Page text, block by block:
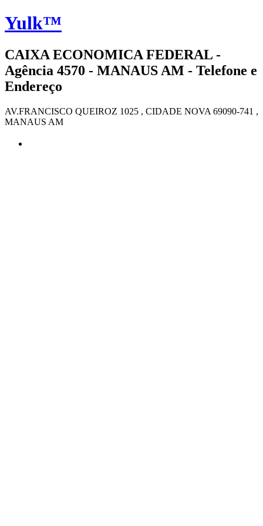
Yulk™
CAIXA ECONOMICA FEDERAL -
Agência 4570 - MANAUS AM - Telefone e
Endereço
AV.FRANCISCO QUEIROZ 1025 , CIDADE NOVA 69090-741 ,
MANAUS AM